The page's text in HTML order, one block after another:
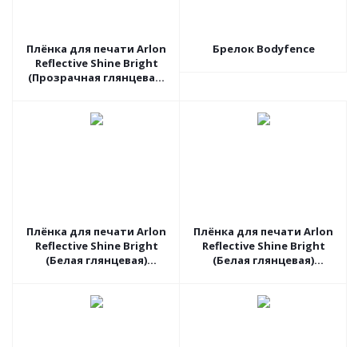
Плёнка для печати Arlon
Reflective Shine Bright
(Прозрачная глянцевая)
Брелок Bodyfence
Плёнка для печати Arlon
Reflective Shine Bright
(Белая глянцевая)
Плёнка для печати Arlon
Reflective Shine Bright
(Белая глянцевая)